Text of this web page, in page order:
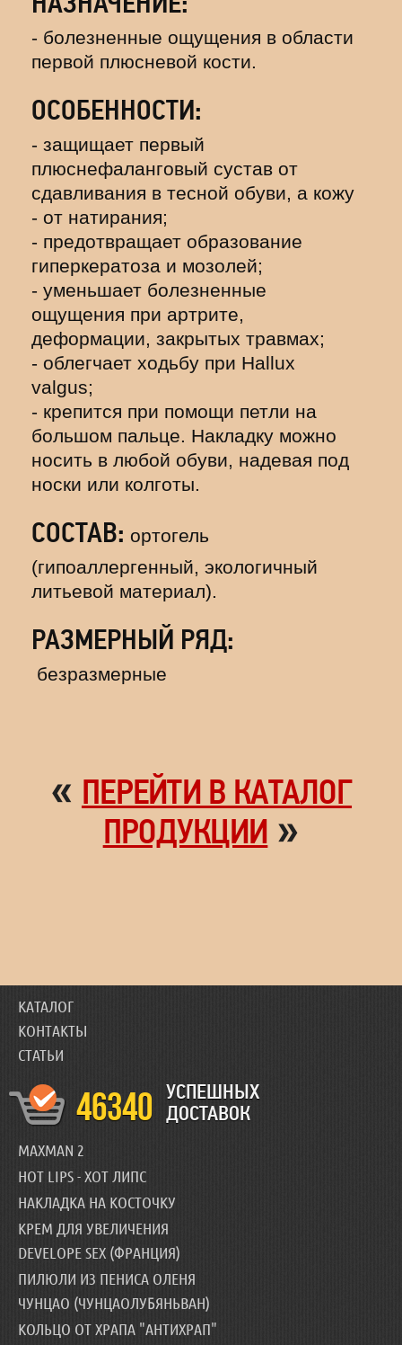
- болезненные ощущения в области
первой плюсневой кости.
ОСОБЕННОСТИ:
- защищает первый
плюснефаланговый сустав от
сдавливания в тесной обуви, а кожу
- от натирания;
- предотвращает образование
гиперкератоза и мозолей;
- уменьшает болезненные
ощущения при артрите,
деформации, закрытых травмах;
- облегчает ходьбу при Hallux
valgus;
- крепится при помощи петли на
большом пальце. Накладку можно
носить в любой обуви, надевая под
носки или колготы.
СОСТАВ: ортогель
(гипоаллергенный, экологичный
литьевой материал).
РАЗМЕРНЫЙ РЯД:
безразмерные
« ПЕРЕЙТИ В КАТАЛОГ
ПРОДУКЦИИ »
КАТАЛОГ
КОНТАКТЫ
СТАТЬИ
46340
УСПЕШНЫХ
ДОСТАВОК
MAXMAN 2
HOT LIPS - ХОТ ЛИПС
НАКЛАДКА НА КОСТОЧКУ
КРЕМ ДЛЯ УВЕЛИЧЕНИЯ
DEVELOPE SEX (ФРАНЦИЯ)
ПИЛЮЛИ ИЗ ПЕНИСА ОЛЕНЯ
ЧУНЦАО (ЧУНЦАОЛУБЯНЬВАН)
КОЛЬЦО ОТ ХРАПА "АНТИХРАП"